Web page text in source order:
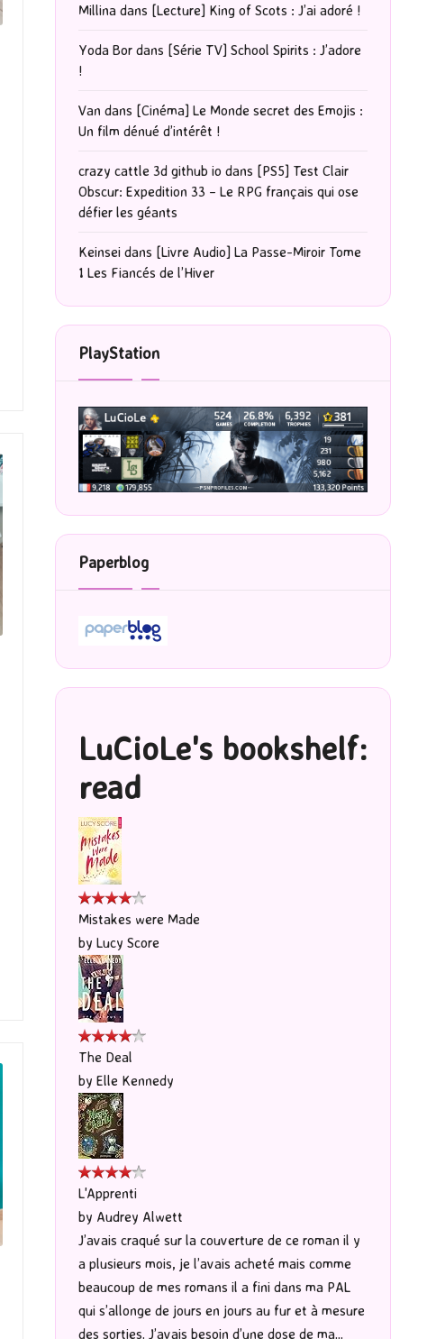
Millinadans [Lecture] King of Scots : J’ai adoré !
Yoda Bordans [Série TV] School Spirits : J’adore
!
Van dans [Cinéma] Le Monde secret des Emojis :
Un film dénué d’intérêt !
crazy cattle 3d github io dans [PS5] Test Clair
Obscur: Expedition 33 – Le RPG français qui ose
défier les géants
Keinseidans [Livre Audio] La Passe-Miroir Tome
1 Les Fiancés de l’Hiver
PlayStation
Paperblog
LuCioLe's bookshelf:
read
Mistakes were Made
by Lucy Score
The Deal
by Elle Kennedy
L'Apprenti
by Audrey Alwett
J’avais craqué sur la couverture de ce roman il y
a plusieurs mois, je l’avais acheté mais comme
beaucoup de mes romans il a fini dans ma PAL
qui s’allonge de jours en jours au fur et à mesure
des sorties. J’avais besoin d’une dose de ma...